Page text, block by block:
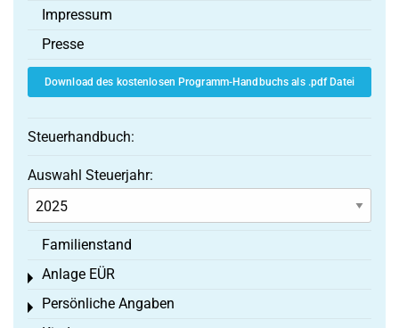
Impressum
Presse
Download des kostenlosen Programm-Handbuchs als .pdf Datei
Steuerhandbuch:
Auswahl Steuerjahr:
Familienstand
Anlage EÜR
Toggle menu
Persönliche Angaben
Toggle menu